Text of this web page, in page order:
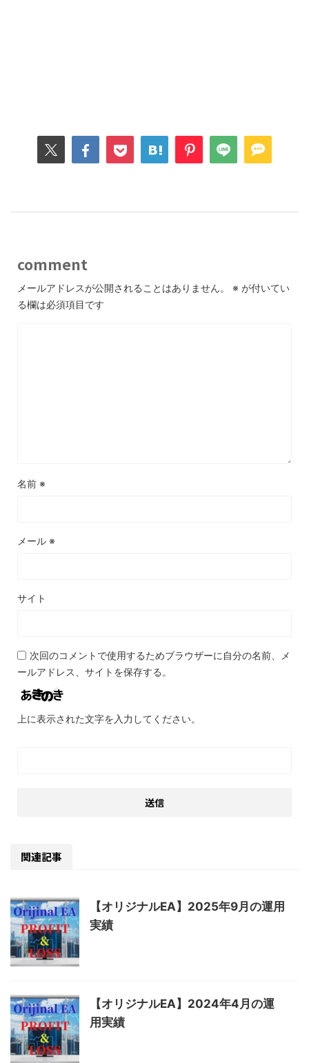
comment
メールアドレスが公開されることはありません。 ※ が付いてい
る欄は必須項目です
名前 ※
メール ※
サイト
次回のコメントで使用するためブラウザーに自分の名前、メ
ールアドレス、サイトを保存する。
上に表示された文字を入力してください。
関連記事
【オリジナルEA】2025年9月の運用
実績
【オリジナルEA】2024年4月の運
用実績